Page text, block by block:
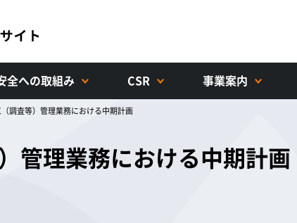
全への取組み CSR 事業案内
調査等）管理業務における中期計画
管理業務における中期計画